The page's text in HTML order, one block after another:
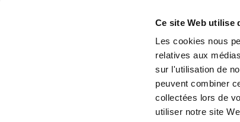
Ce site Web utilise
Les cookies nous
relatives aux
sur l'utilisation de
peuvent combiner
collectées lors de
utiliser notre site